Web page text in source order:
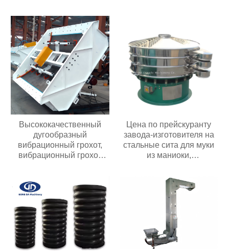
нержавеющей стали
Бункер с активацией
порошка и гранул
Высококачественный
дугообразный
вибрационный грохот,
вибрационный грохот
Цена по прейскуранту
завода-изготовителя на
стальные сита для муки
из маниоки,
промышленности и
сельском хозяйстве;
роторное вибрационное
сито